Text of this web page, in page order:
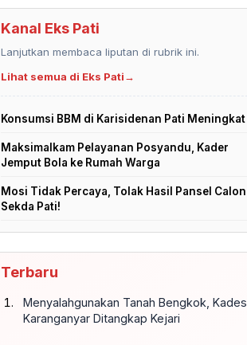
Kanal Eks Pati
Lanjutkan membaca liputan di rubrik ini.
Lihat semua di Eks Pati→
Konsumsi BBM di Karisidenan Pati Meningkat
Maksimalkam Pelayanan Posyandu, Kader
Jemput Bola ke Rumah Warga
Mosi Tidak Percaya, Tolak Hasil Pansel Calon
Sekda Pati!
Terbaru
Menyalahgunakan Tanah Bengkok, Kades
Karanganyar Ditangkap Kejari